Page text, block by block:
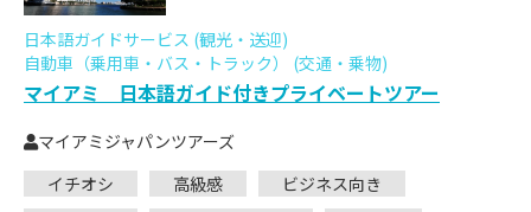
日本語ガイドサービス (観光・送迎)
自動車（乗用車・バス・トラック） (交通・乗物)
マイアミ 日本語ガイド付きプライベートツアー
マイアミジャパンツアーズ
イチオシ
高級感
ビジネス向き